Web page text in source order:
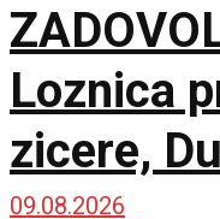
Loznica
zicere,
09.08.2026